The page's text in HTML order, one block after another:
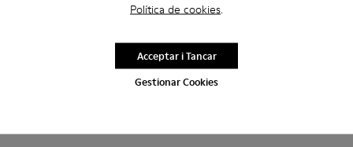
Política de cookies.
Gestionar Cookies
Acceptar i Tancar